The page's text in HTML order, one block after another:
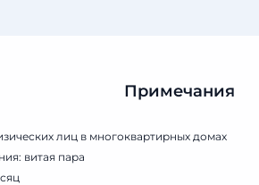
Примечания
лиц в многоквартирных домах
витая пара